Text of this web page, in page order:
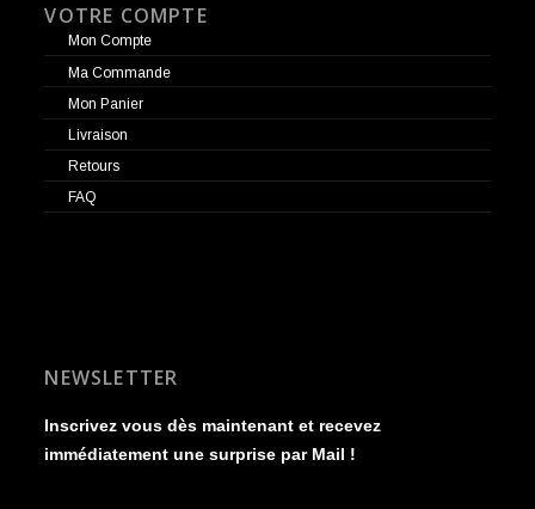
VOTRE COMPTE
Mon Compte
Ma Commande
Mon Panier
Livraison
Retours
FAQ
NEWSLETTER
Inscrivez vous dès maintenant et recevez
immédiatement une surprise par Mail !